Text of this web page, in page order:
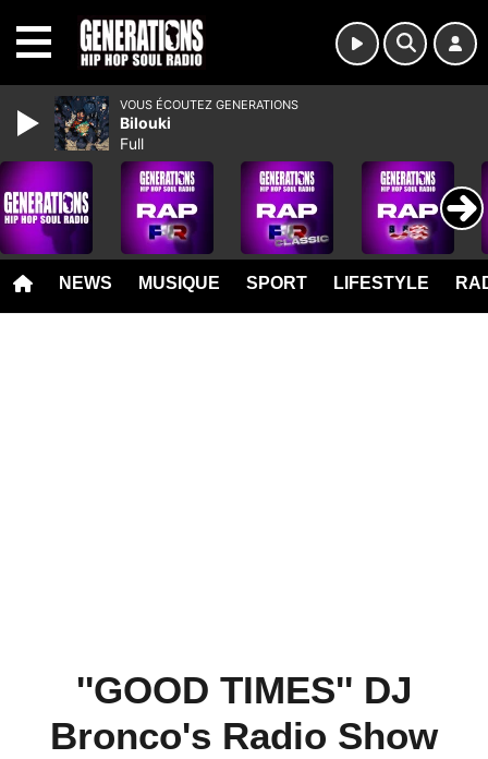
NEWS MUSIQUE SPORT LIFESTYLE
''GOOD TIMES'' DJ
Bronco's Radio Show
VOUS ÉCOUTEZ GENERATIONS
Bilouki
Full